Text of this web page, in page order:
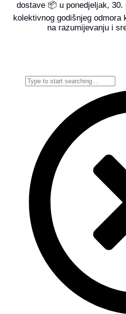
dostave 📦 u ponedjeljak,
kolektivnog godišnjeg
na razumijevanju i